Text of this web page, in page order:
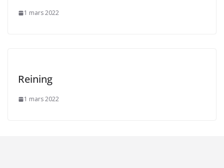
1 mars 2022
Reining
1 mars 2022